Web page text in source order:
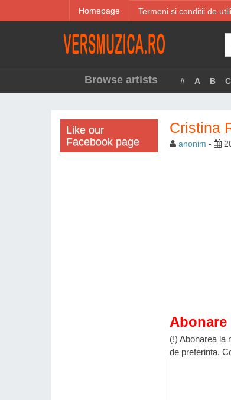
Homepage Termeni si conditii de
Browse artists # A B C
Like our
Facebook page
Cristina
anonim -
(!) Abonarea la
de preferinta.